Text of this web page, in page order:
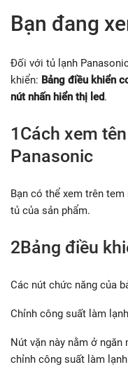
Bạn đang
Đối với tủ lạnh
khiển: Bảng điều khiển
nút nhấn hiển thị led.
1Cách xem
Panasonic
Bạn có thể xem trên
tủ của sản phẩm.
2Bảng điều
Các nút chức năng của
Chỉnh công suất làm
Nút vặn này nằm ở
chỉnh công suất làm